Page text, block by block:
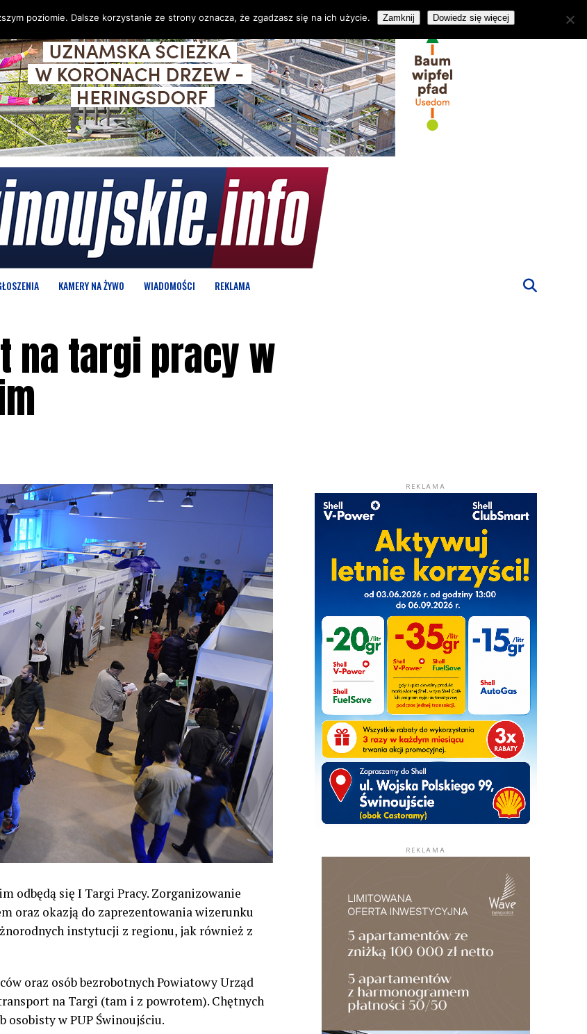
KAMERY NA ŻYWO WIADOMOŚCI REKLAMA
na targi pracy w
odbędą się I Targi Pracy. Zorganizowanie
oraz okazją do zaprezentowania wizerunku
instytucji z regionu, jak również z
oraz osób bezrobotnych Powiatowy Urząd
na Targi (tam i z powrotem). Chętnych
w PUP Świnoujściu.
REKLAMA
REKLAMA
poziomie. Dalsze korzystanie ze strony oznacza, że zgadzasz się na ich użycie. Zamknij Dowiedz się więcej